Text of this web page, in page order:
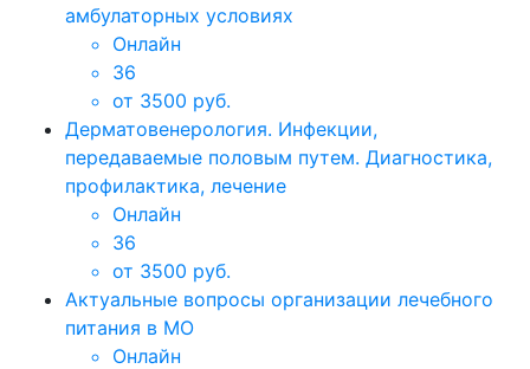
амбулаторных условиях
Онлайн
36
от 3500 руб.
Дерматовенерология. Инфекции,
передаваемые половым путем. Диагностика,
профилактика, лечение
Онлайн
36
от 3500 руб.
Актуальные вопросы организации лечебного
питания в МО
Онлайн